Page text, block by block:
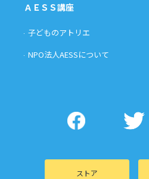
ＡＥＳＳ講座
子どものアトリエ
NPO法人AESSについて
ストア